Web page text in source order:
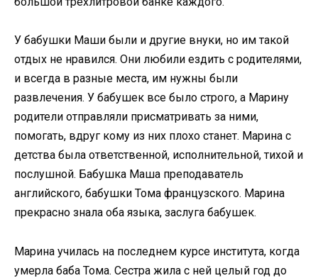
У бабушки Маши были и другие внуки, но им такой
отдых не нравился. Они любили ездить с родителями,
и всегда в разные места, им нужны были
развлечения. У бабушек все было строго, а Марину
родители отправляли присматривать за ними,
помогать, вдруг кому из них плохо станет. Марина с
детства была ответственной, исполнительной, тихой и
послушной. Бабушка Маша преподаватель
английского, бабушки Тома французского. Марина
прекрасно знала оба языка, заслуга бабушек.
Марина училась на последнем курсе института, когда
умерла баба Тома. Сестра жила с ней целый год до